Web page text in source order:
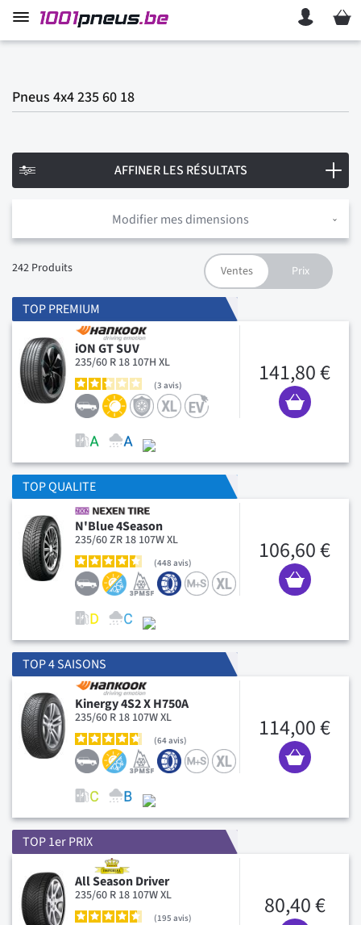
Mon
Pneus 4x4 235 60 18
Modifier mes dimensions
242 Produits
TOP PREMIUM
iON GT SUV
235/60 R 18 107H XL
3 avis 141,80 €
TOP QUALITE
N'Blue 4Season
235/60 ZR 18 107W XL
448 avis 106,60 €
TOP 4 SAISONS
Kinergy 4S2 X H750A
235/60 R 18 107W XL
64avis 114,00 €
TOP 1er PRIX
All Season Driver
235/60 R 18 107W XL
195 avis 80,40 €
AFFINER LES RÉSULTATS